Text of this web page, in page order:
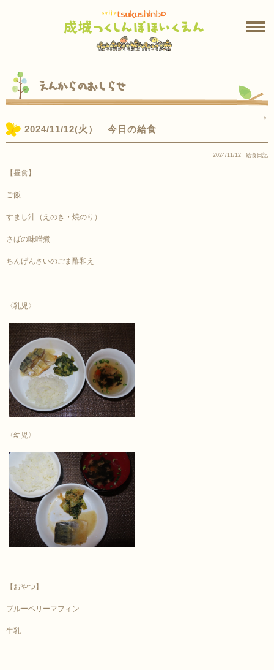
えんからのおしらせ
＊
2024/11/12(火） 今日の給食
2024/11/12 給食日記
【昼食】
ご飯
すまし汁（えのき・焼のり）
さばの味噌煮
ちんげんさいのごま酢和え
〈乳児〉
〈幼児〉
【おやつ】
ブルーベリーマフィン
牛乳